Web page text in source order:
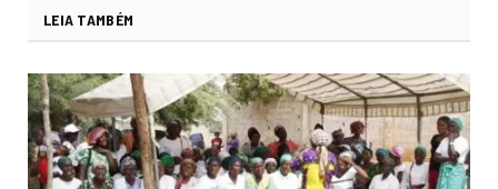
LEIA TAMBÉM